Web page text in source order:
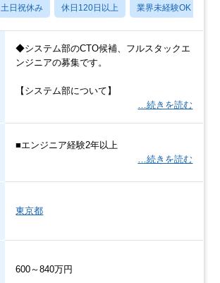
土日祝休み 休日120日以上 業界未経験OK
◆システム部のCTO候補、フルスタックエ
ンジニアの募集です。
【システム部について】
…続きを読む
■エンジニア経験2年以上
…続きを読む
東京都
600～840万円